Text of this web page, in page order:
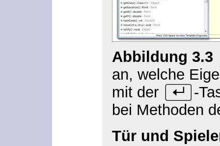
Abbildung 3.3
an, welche
mit der
(¢) -
bei Methoden
Tür und